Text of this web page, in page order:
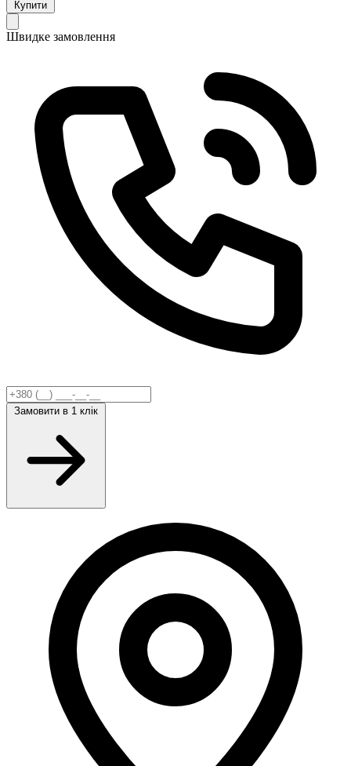
Купити
Швидке замовлення
Замовити в 1 клік